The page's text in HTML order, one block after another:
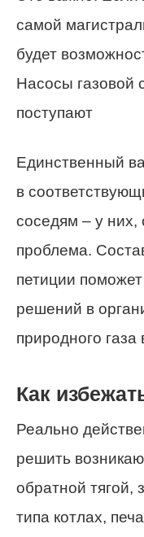
самой
будет
Насосы газовой
поступают
Единственный
в
соседям – у них,
проблема.
петиции
решений в
природного
Как
Реально
решить
обратной тягой,
типа котлах,